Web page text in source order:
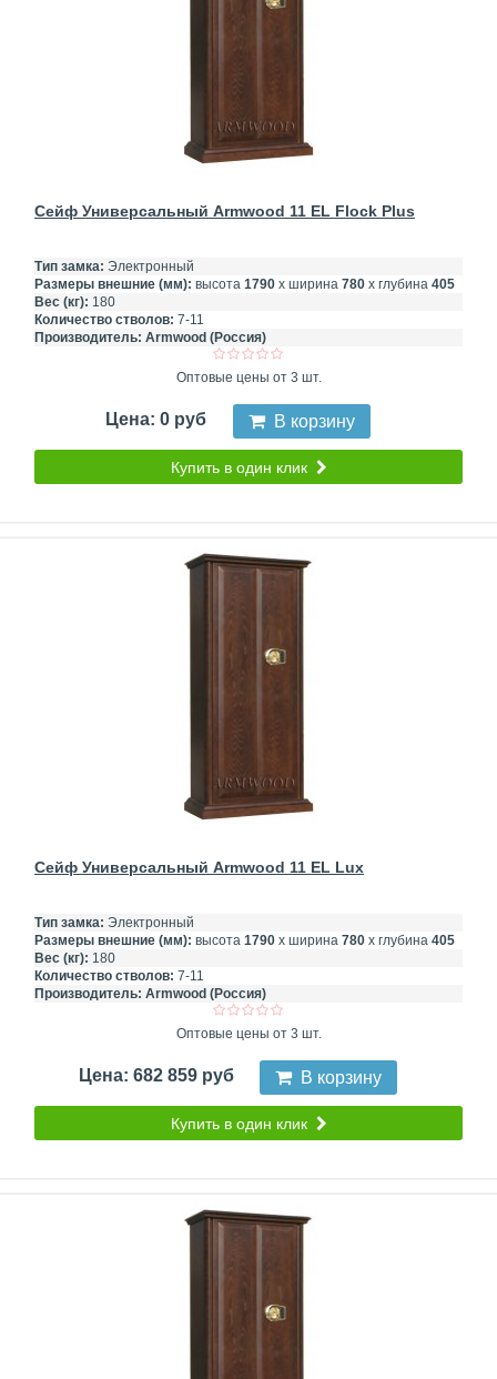
Сейф Универсальный Armwood 11 EL Flock Plus
Тип замка: Электронный
Размеры внешние (мм): высота 1790 х ширина 780 х глубина 405
Вес (кг): 180
Количество стволов: 7-11
Производитель: Armwood (Россия)
Оптовые цены от 3 шт.
Цена: 0 руб В корзину
Купить в один клик
Сейф Универсальный Armwood 11 EL Lux
Тип замка: Электронный
Размеры внешние (мм): высота 1790 х ширина 780 х глубина 405
Вес (кг): 180
Количество стволов: 7-11
Производитель: Armwood (Россия)
Оптовые цены от 3 шт.
Цена: 682 859 руб В корзину
Купить в один клик